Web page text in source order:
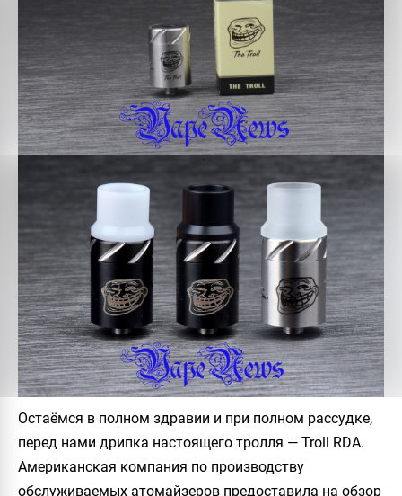
Остаёмся в полном здравии и при полном рассудке,
перед нами дрипка настоящего тролля — Troll RDA.
Американская компания по производству
обслуживаемых атомайзеров предоставила на обзор